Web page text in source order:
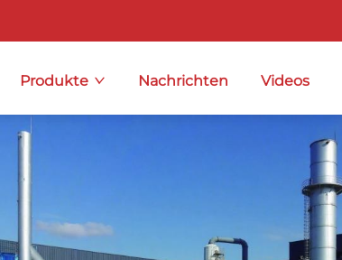
Produkte Nachrichten Videos